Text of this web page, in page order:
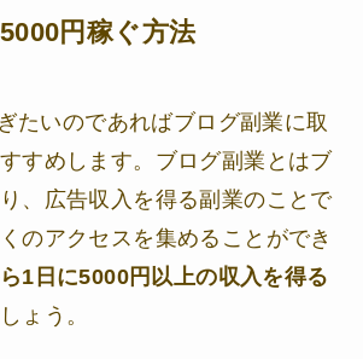
円稼ぐ方法
たいのであればブログ副業に取
すめします。ブログ副業とはブ
、広告収入を得る副業のことで
のアクセスを集めることができ
1日に5000円以上の収入を得る
ょう。